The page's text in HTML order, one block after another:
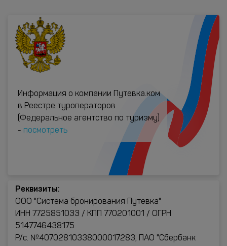
Информация о компании Путевка.ком
в Реестре туроператоров
(Федеральное агентство по туризму)
- посмотреть
Реквизиты:
ООО "Система бронирования Путевка"
ИНН 7725851033 / КПП 770201001 / ОГРН
5147746438175
Р/с. №40702810338000017283, ПАО "Сбербанк